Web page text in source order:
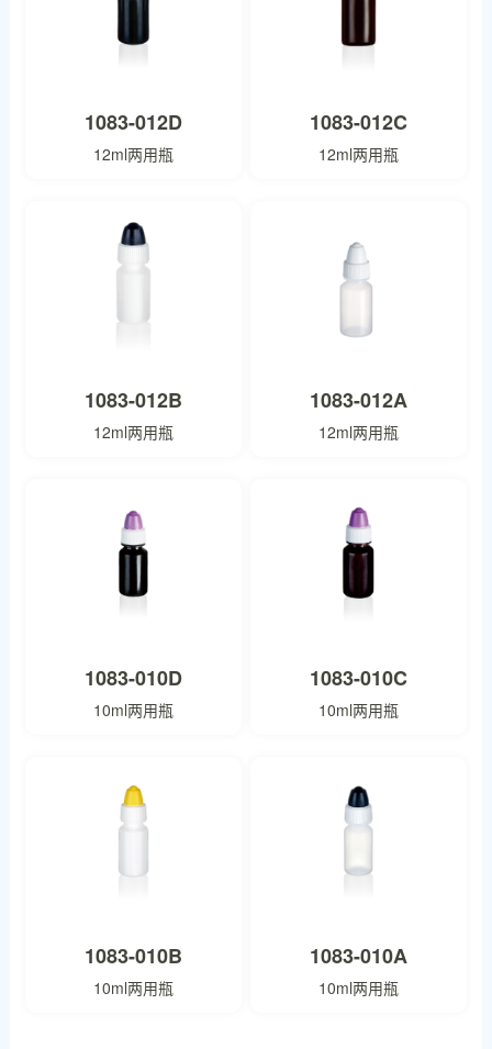
1083-012D
12ml两用瓶
1083-012C
12ml两用瓶
1083-012B
12ml两用瓶
1083-012A
12ml两用瓶
1083-010D
10ml两用瓶
1083-010C
10ml两用瓶
1083-010B
10ml两用瓶
1083-010A
10ml两用瓶